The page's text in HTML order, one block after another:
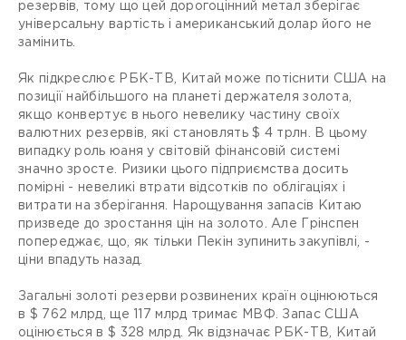
резервів, тому що цей дорогоцінний метал зберігає
універсальну вартість і американський долар його не
замінить.
Як підкреслює РБК-ТВ, Китай може потіснити США на
позиції найбільшого на планеті держателя золота,
якщо конвертує в нього невелику частину своїх
валютних резервів, які становлять $ 4 трлн. В цьому
випадку роль юаня у світовій фінансовій системі
значно зросте. Ризики цього підприємства досить
помірні - невеликі втрати відсотків по облігаціях і
витрати на зберігання. Нарощування запасів Китаю
призведе до зростання цін на золото. Але Грінспен
попереджає, що, як тільки Пекін зупинить закупівлі, -
ціни впадуть назад.
Загальні золоті резерви розвинених країн оцінюються
в $ 762 млрд, ще 117 млрд тримає МВФ. Запас США
оцінюється в $ 328 млрд. Як відзначає РБК-ТВ, Китай